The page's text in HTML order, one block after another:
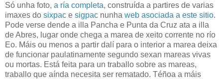
Só unha foto, a ría completa, construída a partires de varias
imaxes do sixpac e sigpac nunha web asociada a este sitio.
Pode verse dende a illa Pancha e Punta da Cruz ata a illa
de Abres, lugar onde chega a marea de xeito corrente no río
Eo. Máis ou menos a partir dalí para o interior a marea deixa
de funcionar paulatinamente segundo sexan mareas vivas
ou mortas. Está feita para un traballo sobre as mareas,
traballo que aínda necesita ser rematado. Téñoa a máis